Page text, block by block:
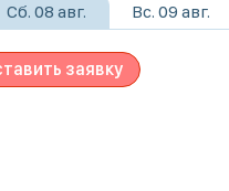
Сб. 08 авг. Вс. 09 авг.
заявку